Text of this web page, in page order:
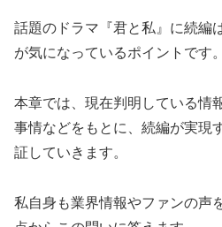
話題のドラマ『君と私』に続編
が気になっているポイントです。
本章では、現在判明している情
事情などをもとに、続編が実現
証していきます。
私自身も業界情報やファンの声